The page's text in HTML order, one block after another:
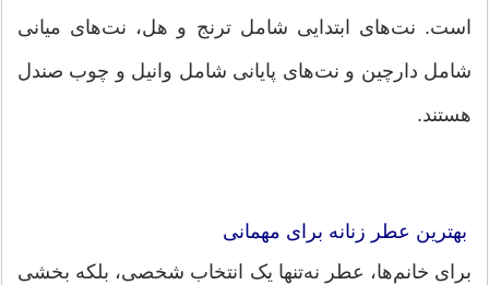
است. نت‌های ابتدایی شامل ترنج و هل، نت‌های میانی
شامل دارچین و نت‌های پایانی شامل وانیل و چوب صندل
هستند.
بهترین عطر زنانه برای مهمانی
برای خانم‌ها، عطر نه‌تنها یک انتخاب شخصی، بلکه بخشی